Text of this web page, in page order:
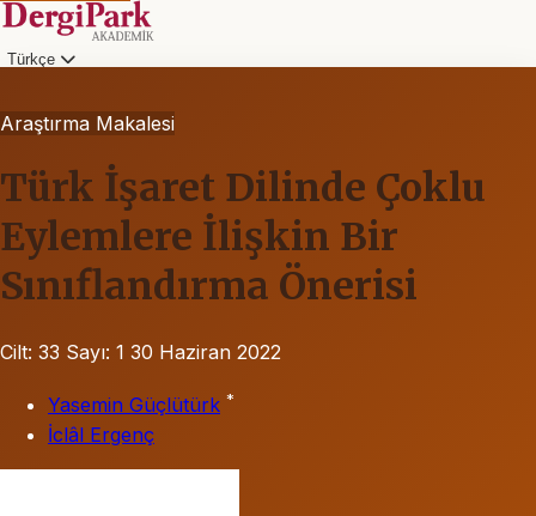
Türkçe
Araştırma Makalesi
Türk İşaret Dilinde Çoklu
Eylemlere İlişkin Bir
Sınıflandırma Önerisi
Cilt: 33 Sayı: 1 30 Haziran 2022
Yasemin Güçlütürk *
İclâl Ergenç